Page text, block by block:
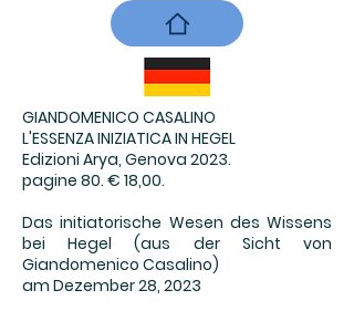
GIANDOMENICO CASALINO
L'ESSENZA INIZIATICA IN HEGEL
Edizioni Arya, Genova 2023.
pagine 80. € 18,00.
Das initiatorische Wesen des Wissens
bei Hegel (aus der Sicht von
Giandomenico Casalino)
am Dezember 28, 2023